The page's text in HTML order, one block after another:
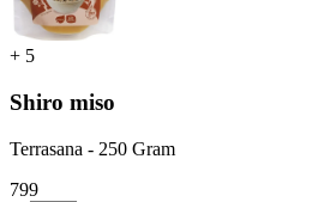
+ 5
Shiro miso
Terrasana - 250 Gram
799